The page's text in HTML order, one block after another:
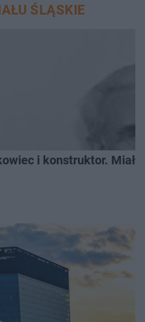
ŚLĄSKIE
i konstruktor. Miał